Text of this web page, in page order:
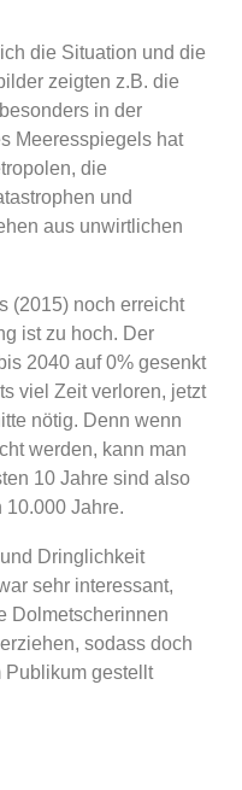
die Situation und die
zeigten z.B. die
in der
Meeresspiegels hat
die
und
aus unwirtlichen
(2015) noch erreicht
ist zu hoch. Der
2040 auf 0% gesenkt
viel Zeit verloren, jetzt
nötig. Denn wenn
werden, kann man
10 Jahre sind also
Jahre.
Dringlichkeit
sehr interessant,
Dolmetscherinnen
sodass doch
Publikum gestellt